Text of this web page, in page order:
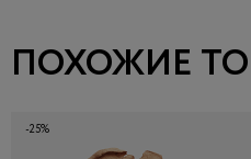
ПОХОЖИЕ
-25%